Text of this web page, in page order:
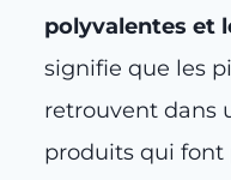
polyvalentes et
signifie que les
retrouvent dans
produits qui font